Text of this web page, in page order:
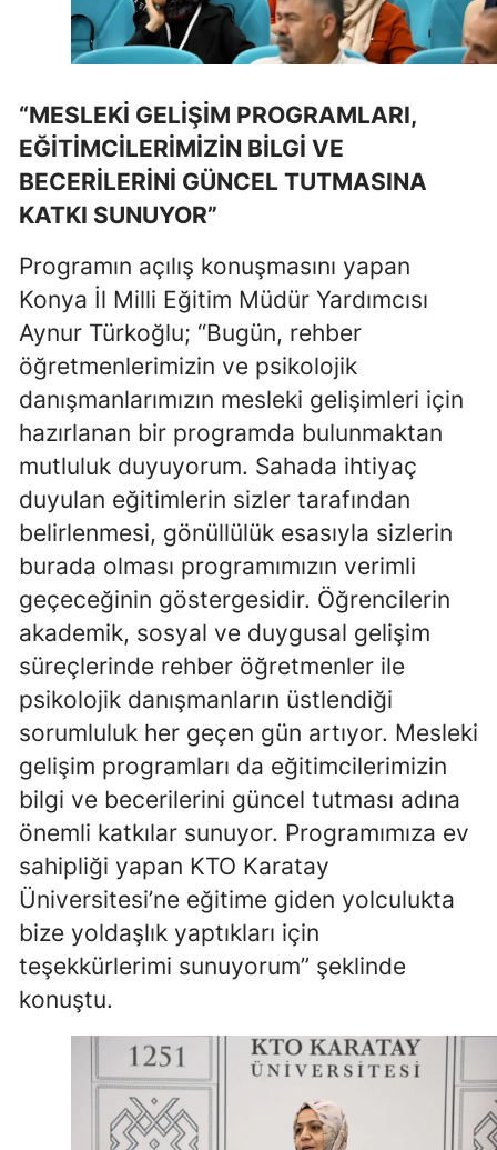
Kırklareli
Kırşehir
Kocaeli
Konya
Manisa
Kahramanmaraş
Mardin
Muğla
Muş
Nevşehir
Niğde
Ordu
Rize
Sakarya
Samsun
Siirt
Sinop
Tokat
Tunceli
Şanlıurfa
“MESLEKİ GELİŞİM PROGRAMLARI,
EĞİTİMCİLERİMİZİN BİLGİ VE
BECERİLERİNİ GÜNCEL TUTMASINA
KATKI SUNUYOR”
Programın açılış konuşmasını yapan
Konya İl Milli Eğitim Müdür Yardımcısı
Aynur Türkoğlu; “Bugün, rehber
öğretmenlerimizin ve psikolojik
danışmanlarımızın mesleki gelişimleri için
hazırlanan bir programda bulunmaktan
mutluluk duyuyorum. Sahada ihtiyaç
duyulan eğitimlerin sizler tarafından
belirlenmesi, gönüllülük esasıyla sizlerin
burada olması programımızın verimli
geçeceğinin göstergesidir. Öğrencilerin
akademik, sosyal ve duygusal gelişim
süreçlerinde rehber öğretmenler ile
psikolojik danışmanların üstlendiği
sorumluluk her geçen gün artıyor. Mesleki
gelişim programları da eğitimcilerimizin
bilgi ve becerilerini güncel tutması adına
önemli katkılar sunuyor. Programımıza ev
sahipliği yapan KTO Karatay
Üniversitesi’ne eğitime giden yolculukta
bize yoldaşlık yaptıkları için
teşekkürlerimi sunuyorum” şeklinde
konuştu.